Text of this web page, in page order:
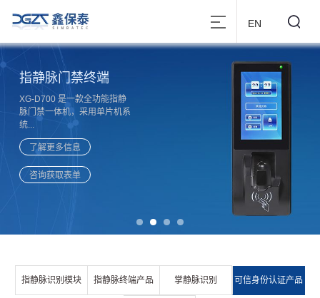
EN
指静脉门禁终端
XG-D700 是一款全功能指静
脉门禁一体机，采用单片机系
统...
了解更多信息
咨询获取表单
指静脉识别模块 指静脉终端产品 掌静脉识别 可信身份认证产品